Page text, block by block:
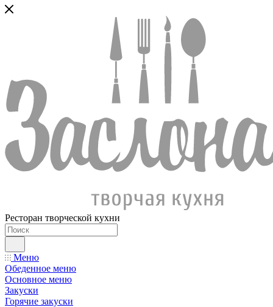
Ресторан творческой кухни
Меню
Обеденное меню
Основное меню
Закуски
Горячие закуски